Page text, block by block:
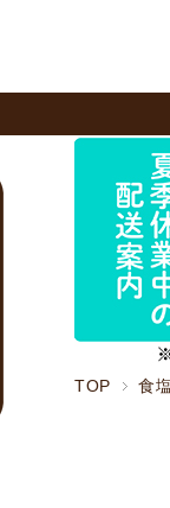
TOP 食